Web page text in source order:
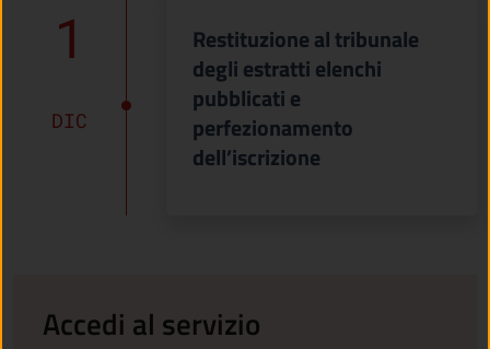
1
DIC
Restituzione al tribunale
degli estratti elenchi
pubblicati e
perfezionamento
dell’iscrizione
Accedi al servizio